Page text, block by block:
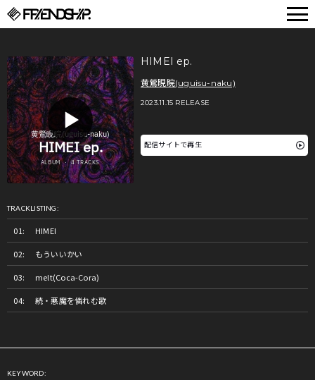
HIMEI ep.
黄鶯睍睆(uguisu-naku)
2023.11.15 RELEASE
配信サイトで再生
TRACKLISTING:
HIMEI
もういいかい
melt(Coca-Cora)
続・悪魔を憐れむ歌
KEYWORD: